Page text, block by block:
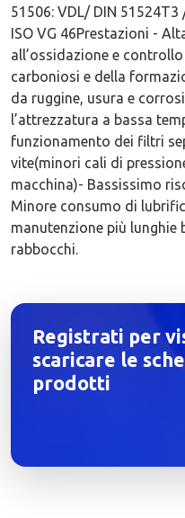
51506: VDL/ DIN 51524T3
ISO VG 46Prestazioni -
all’ossidazione e
carboniosi e della
da ruggine, usura e
l’attrezzatura a bassa
funzionamento dei filtri
vite(minori cali di
macchina)- Bassissimo
Minore consumo di
manutenzione più lunghie
rabbocchi.
Registrati per
scaricare le
prodotti